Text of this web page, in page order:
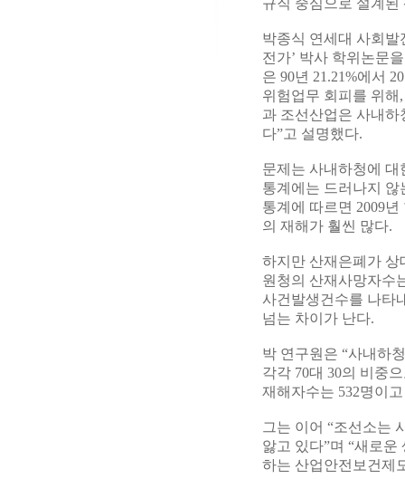
규직 중심으로 설계
박종식 연세대 사회발
전가’ 박사 학위논문
은 90년 21.21%에서
위험업무 회피를 위
과 조선산업은 사내
다”고 설명했다.
문제는 사내하청에
통계에는 드러나지
통계에 따르면 2009
의 재해가 훨씬 많다.
하지만 산재은폐가 상
원청의 산재사망자수
사건발생건수를 나타
넘는 차이가 난다.
박 연구원은 “사내하
각각 70대 30의 비중
재해자수는 532명이
그는 이어 “조선소는
앓고 있다”며 “새로
하는 산업안전보건제